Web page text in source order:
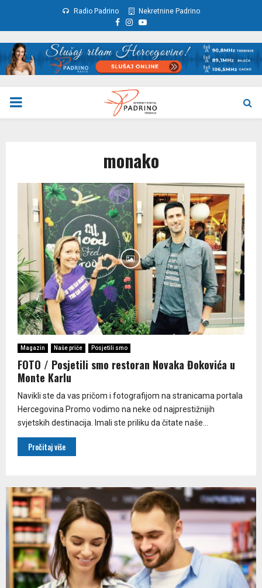
Radio Padrino Nekretnine Padrino
Facebook
Instagram
Youtube
PRIMARY
monako
Magazin Naše priče Posjetili smo
FOTO / Posjetili smo restoran Novaka Đokovića u
Monte Karlu
Navikli ste da vas pričom i fotografijom na stranicama portala
Hercegovina Promo vodimo na neke od najprestižnijih
svjetskih destinacija. Imali ste priliku da čitate naše...
Pročitaj više